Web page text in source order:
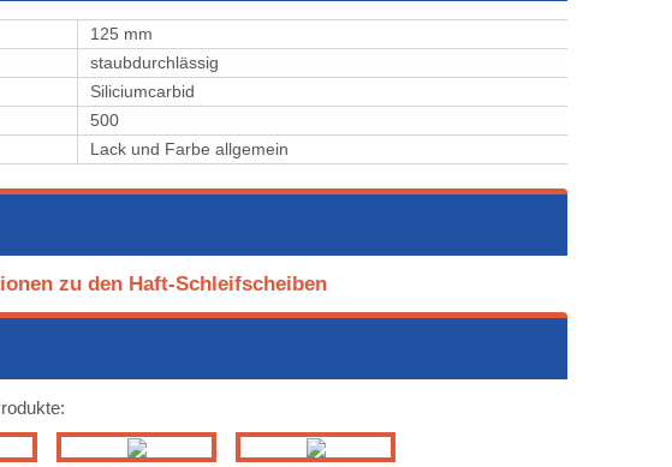
125 mm
staubdurchlässig
⁠⁠⁠⁠⁠⁠⁠⁠Siliciumcarbid
500
Lack und Farbe allgemein
zu den Haft-Schleifscheiben